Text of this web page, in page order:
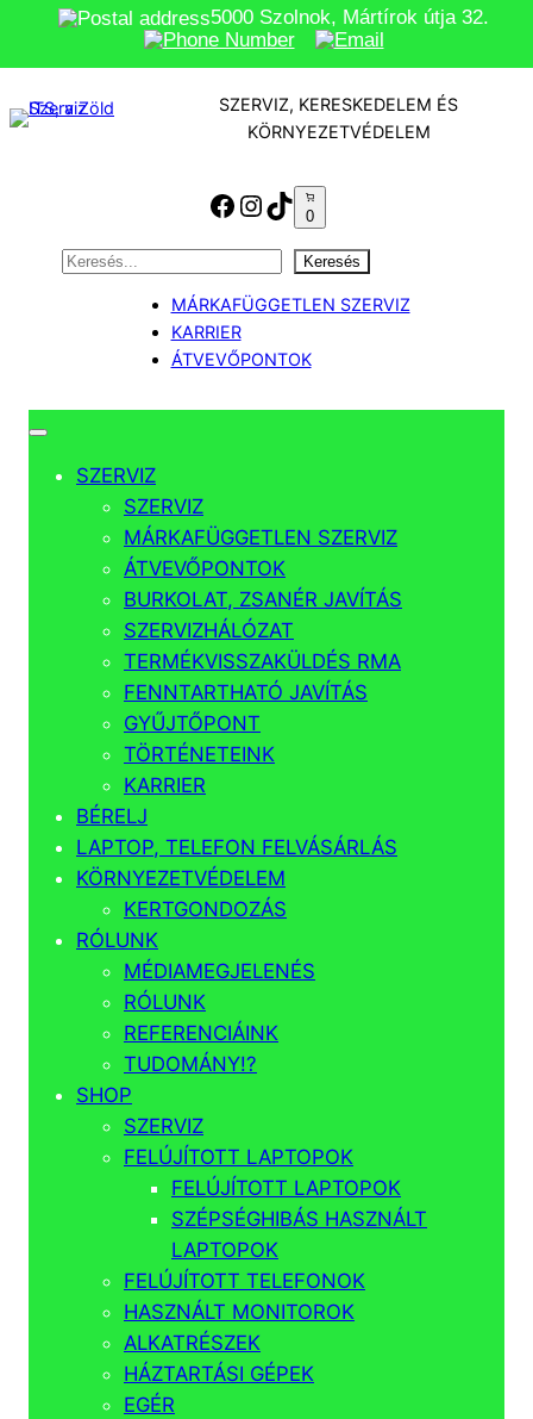
5000 Szolnok, Mártírok útja 32.
Ugrás
tartalomhoz
SZERVIZ, KERESKEDELEM ÉS
KÖRNYEZETVÉDELEM
Facebook
Instagram
TikTok
0
Keresés Keresés
MÁRKAFÜGGETLEN SZERVIZ
KARRIER
ÁTVEVŐPONTOK
SZERVIZ
SZERVIZ
MÁRKAFÜGGETLEN SZERVIZ
ÁTVEVŐPONTOK
BURKOLAT, ZSANÉR JAVÍTÁS
SZERVIZHÁLÓZAT
TERMÉKVISSZAKÜLDÉS RMA
FENNTARTHATÓ JAVÍTÁS
GYŰJTŐPONT
TÖRTÉNETEINK
KARRIER
BÉRELJ
LAPTOP, TELEFON FELVÁSÁRLÁS
KÖRNYEZETVÉDELEM
KERTGONDOZÁS
RÓLUNK
MÉDIAMEGJELENÉS
RÓLUNK
REFERENCIÁINK
TUDOMÁNY!?
SHOP
SZERVIZ
FELÚJÍTOTT LAPTOPOK
FELÚJÍTOTT LAPTOPOK
SZÉPSÉGHIBÁS HASZNÁLT
LAPTOPOK
FELÚJÍTOTT TELEFONOK
HASZNÁLT MONITOROK
ALKATRÉSZEK
HÁZTARTÁSI GÉPEK
EGÉR